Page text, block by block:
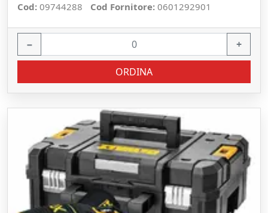
Cod: 09744288 Cod Fornitore: 0601292901
− +
ORDINA